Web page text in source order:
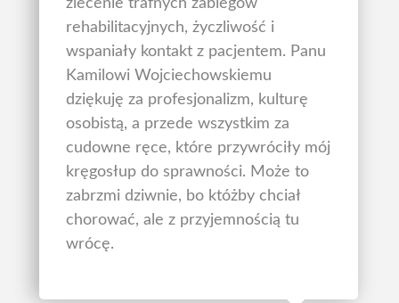
zlecenie trafnych zabiegów
rehabilitacyjnych, życzliwość i
wspaniały kontakt z pacjentem. Panu
Kamilowi Wojciechowskiemu
dziękuję za profesjonalizm, kulturę
osobistą, a przede wszystkim za
cudowne ręce, które przywróciły mój
kręgosłup do sprawności. Może to
zabrzmi dziwnie, bo któżby chciał
chorować, ale z przyjemnością tu
wrócę.